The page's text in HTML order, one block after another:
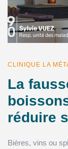
CLINIQUE LA
La
réduire
Bières, vins ou